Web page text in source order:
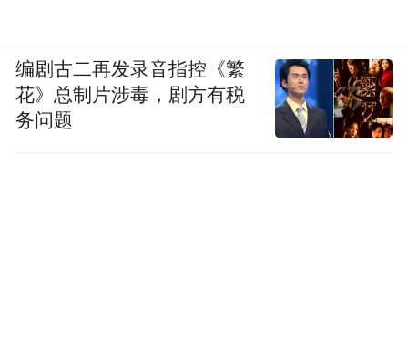
编剧古二再发录音指控《繁
花》总制片涉毒，剧方有税
务问题